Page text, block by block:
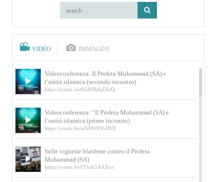
VIDEO IMMAGINI
Videoconferenza: Il Profeta Muhammad (SA) e
l’unità islamica (secondo incontro)
https://youtu.be/6G8SRdqEhrQ
Videoconferenza: “Il Profeta Muhammad (SA) e
l’unità islamica (primo incontro)
https://youtu.be/s2b9WDY-DUE
Sulle vignette blasfeme contro il Profeta
Muhammad (SA)
https://youtu.be/FDuJs5AXXvs